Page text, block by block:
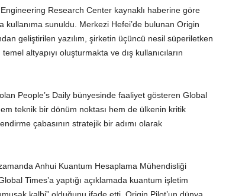
Research Center kaynaklı haberine göre
kullanıma sunuldu. Merkezi Hefei’de bulunan Origin
geliştirilen yazılım, şirketin üçüncü nesil süperiletken
altyapıyı oluşturmakta ve dış kullanıcıların
People’s Daily bünyesinde faaliyet gösteren Global
teknik bir dönüm noktası hem de ülkenin kritik
çabasının stratejik bir adımı olarak
Anhui Kuantum Hesaplama Mühendisliği
Times’a yaptığı açıklamada kuantum işletim